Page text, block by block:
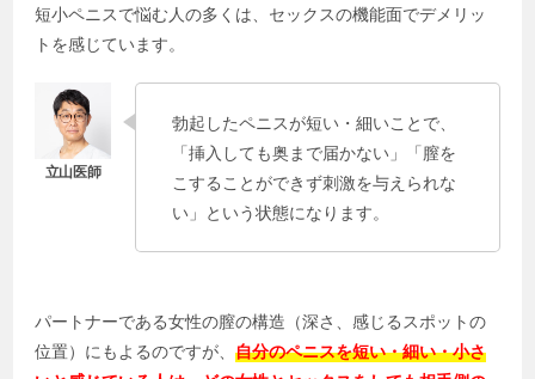
短小ペニスで悩む人の多くは、セックスの機能面でデメリッ
トを感じています。
勃起したペニスが短い・細いことで、
「挿入しても奥まで届かない」「膣を
こすることができず刺激を与えられな
い」という状態になります。
パートナーである女性の膣の構造（深さ、感じるスポットの
位置）にもよるのですが、自分のペニスを短い・細い・小さ